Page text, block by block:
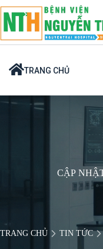
Chuyển
đến
phần
dung
TRANG CHỦ
CẬP
TRANG CHỦ TIN TỨC